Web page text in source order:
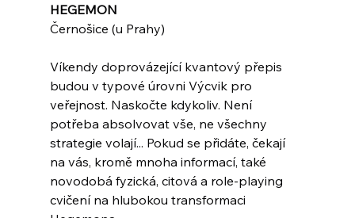
HEGEMON
Černošice (u Prahy)
Víkendy doprovázející kvantový přepis
budou v typové úrovni Výcvik pro
veřejnost. Naskočte kdykoliv. Není
potřeba absolvovat vše, ne všechny
strategie volají... Pokud se přidáte, čekají
na vás, kromě mnoha informací, také
novodobá fyzická, citová a role-playing
cvičení na hlubokou transformaci